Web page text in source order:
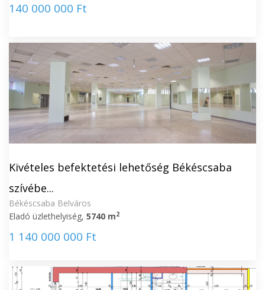
140 000 000 Ft
Kivételes befektetési lehetőség Békéscsaba
szívébe...
Békéscsaba Belváros
Eladó üzlethelyiség, 5740 m2
1 140 000 000 Ft